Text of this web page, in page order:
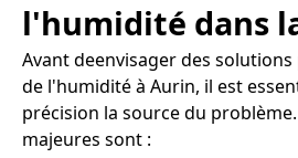
l'humidité dans
Avant deenvisager des
de l'humidité à Aurin, il est
précision la source du problème.
majeures sont :